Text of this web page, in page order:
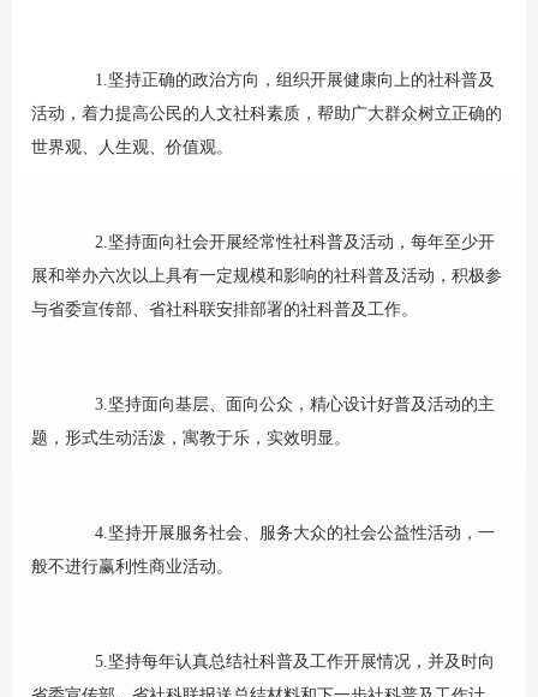
1.坚持正确的政治方向，组织开展健康向上的社科普及
活动，着力提高公民的人文社科素质，帮助广大群众树立正确的
世界观、人生观、价值观。
2.坚持面向社会开展经常性社科普及活动，每年至少开
展和举办六次以上具有一定规模和影响的社科普及活动，积极参
与省委宣传部、省社科联安排部署的社科普及工作。
3.坚持面向基层、面向公众，精心设计好普及活动的主
题，形式生动活泼，寓教于乐，实效明显。
4.坚持开展服务社会、服务大众的社会公益性活动，一
般不进行赢利性商业活动。
5.坚持每年认真总结社科普及工作开展情况，并及时向